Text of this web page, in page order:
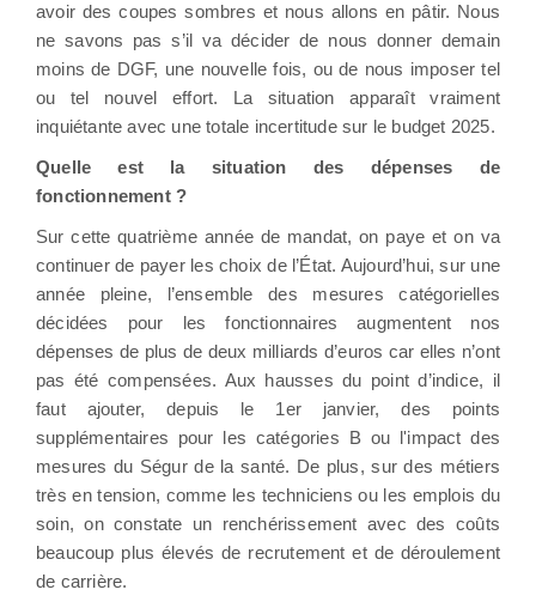
avoir des coupes sombres et nous allons en pâtir. Nous
ne savons pas s’il va décider de nous donner demain
moins de DGF, une nouvelle fois, ou de nous imposer tel
ou tel nouvel effort. La situation apparaît vraiment
inquiétante avec une totale incertitude sur le budget 2025.
Quelle est la situation des dépenses de
fonctionnement ?
Sur cette quatrième année de mandat, on paye et on va
continuer de payer les choix de l’État. Aujourd’hui, sur une
année pleine, l’ensemble des mesures catégorielles
décidées pour les fonctionnaires augmentent nos
dépenses de plus de deux milliards d’euros car elles n’ont
pas été compensées. Aux hausses du point d’indice, il
faut ajouter, depuis le 1er janvier, des points
supplémentaires pour les catégories B ou l'impact des
mesures du Ségur de la santé. De plus, sur des métiers
très en tension, comme les techniciens ou les emplois du
soin, on constate un renchérissement avec des coûts
beaucoup plus élevés de recrutement et de déroulement
de carrière.